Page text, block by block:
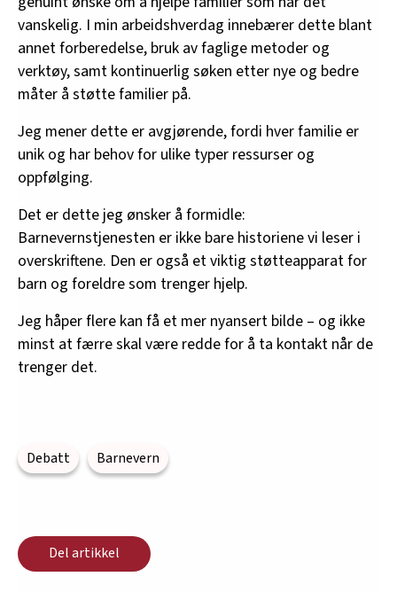
vanskelig. I min arbeidshverdag innebærer dette blant
annet forberedelse, bruk av faglige metoder og
verktøy, samt kontinuerlig søken etter nye og bedre
måter å støtte familier på.
Jeg mener dette er avgjørende, fordi hver familie er
unik og har behov for ulike typer ressurser og
oppfølging.
Det er dette jeg ønsker å formidle:
Barnevernstjenesten er ikke bare historiene vi leser i
overskriftene. Den er også et viktig støtteapparat for
barn og foreldre som trenger hjelp.
Jeg håper flere kan få et mer nyansert bilde – og ikke
minst at færre skal være redde for å ta kontakt når de
trenger det.
Debatt Barnevern
Del artikkel